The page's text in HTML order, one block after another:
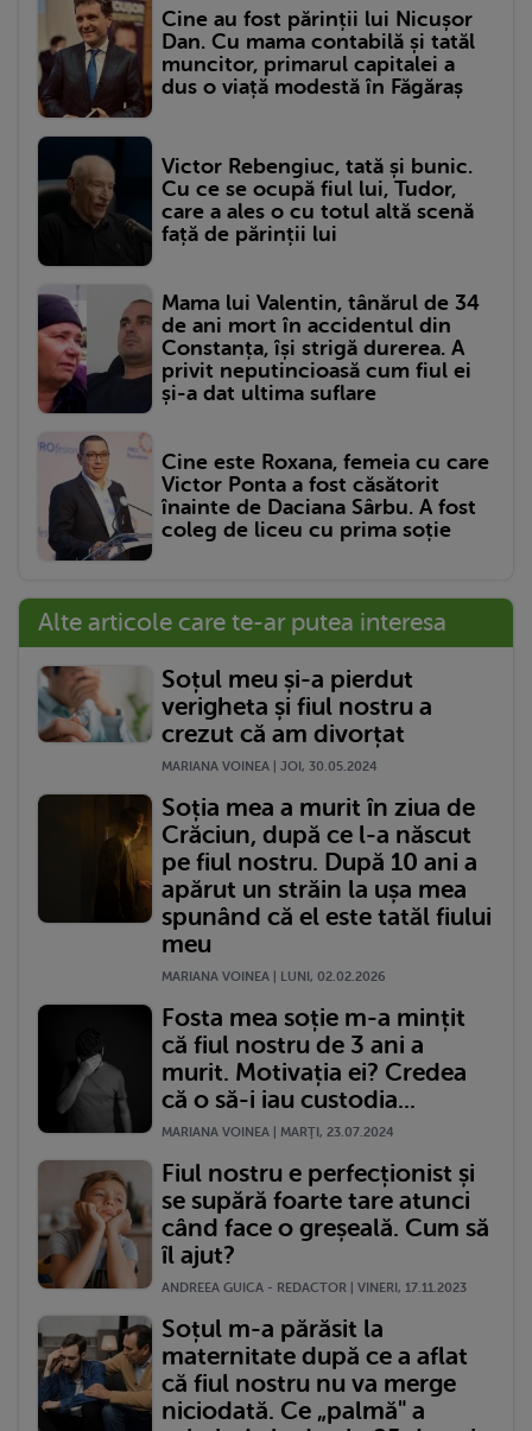
Cine au fost părinții lui Nicușor
Dan. Cu mama contabilă și tatăl
muncitor, primarul capitalei a
dus o viață modestă în Făgăraș
Victor Rebengiuc, tată și bunic.
Cu ce se ocupă fiul lui, Tudor,
care a ales o cu totul altă scenă
față de părinții lui
Mama lui Valentin, tânărul de 34
de ani mort în accidentul din
Constanța, își strigă durerea. A
privit neputincioasă cum fiul ei
și-a dat ultima suflare
Cine este Roxana, femeia cu care
Victor Ponta a fost căsătorit
înainte de Daciana Sârbu. A fost
coleg de liceu cu prima soție
Alte articole care te-ar putea interesa
Soțul meu și-a pierdut
verigheta și fiul nostru a
crezut că am divorțat
MARIANA VOINEA | JOI, 30.05.2024
Soția mea a murit în ziua de
Crăciun, după ce l-a născut
pe fiul nostru. După 10 ani a
apărut un străin la ușa mea
spunând că el este tatăl fiului
meu
MARIANA VOINEA | LUNI, 02.02.2026
Fosta mea soție m-a mințit
că fiul nostru de 3 ani a
murit. Motivația ei? Credea
că o să-i iau custodia...
MARIANA VOINEA | MARŢI, 23.07.2024
Fiul nostru e perfecționist și
se supără foarte tare atunci
când face o greșeală. Cum să
îl ajut?
ANDREEA GUICA - REDACTOR | VINERI, 17.11.2023
Soțul m-a părăsit la
maternitate după ce a aflat
că fiul nostru nu va merge
niciodată. Ce „palmă" a